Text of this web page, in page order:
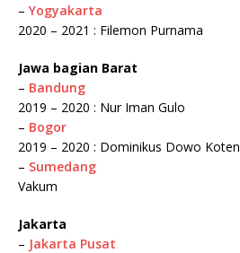
– Yogyakarta
2020 – 2021 : Filemon Purnama
Jawa bagian Barat
– Bandung
2019 – 2020 : Nur Iman Gulo
– Bogor
2019 – 2020 : Dominikus Dowo Koten
– Sumedang
Vakum
Jakarta
– Jakarta Pusat